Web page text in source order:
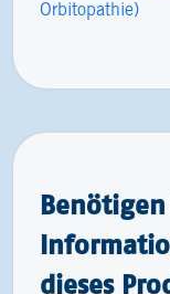
Orbitopathie)
dieses